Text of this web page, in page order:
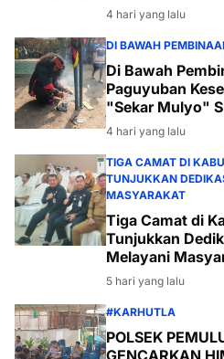
4 hari yang lalu
DI BAWAH
Di Bawah
Paguyuban
"Sekar Mulyo"
Desa Payabakal
4 hari yang lalu
TIGA CAMAT DI
TUNJUKKAN
MASYARAKAT
Tiga Camat di
Tunjukkan
Melayani
5 hari yang lalu
#KARHUTLA
POLSEK
GENCARKAN